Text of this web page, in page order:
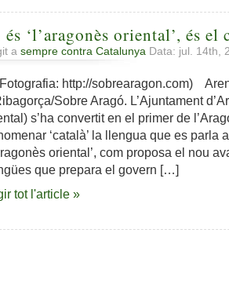
és ‘l’aragonès oriental’, és el
a sempre contra Catalunya Data: jul. 14th,
http://sobrearagon.com)
Sobre Aragó. L’Ajuntament
s’ha convertit en el primer de
‘català’ la llengua que es parla
oriental’, com proposa el nou
que prepara el govern […]
tot l'article »